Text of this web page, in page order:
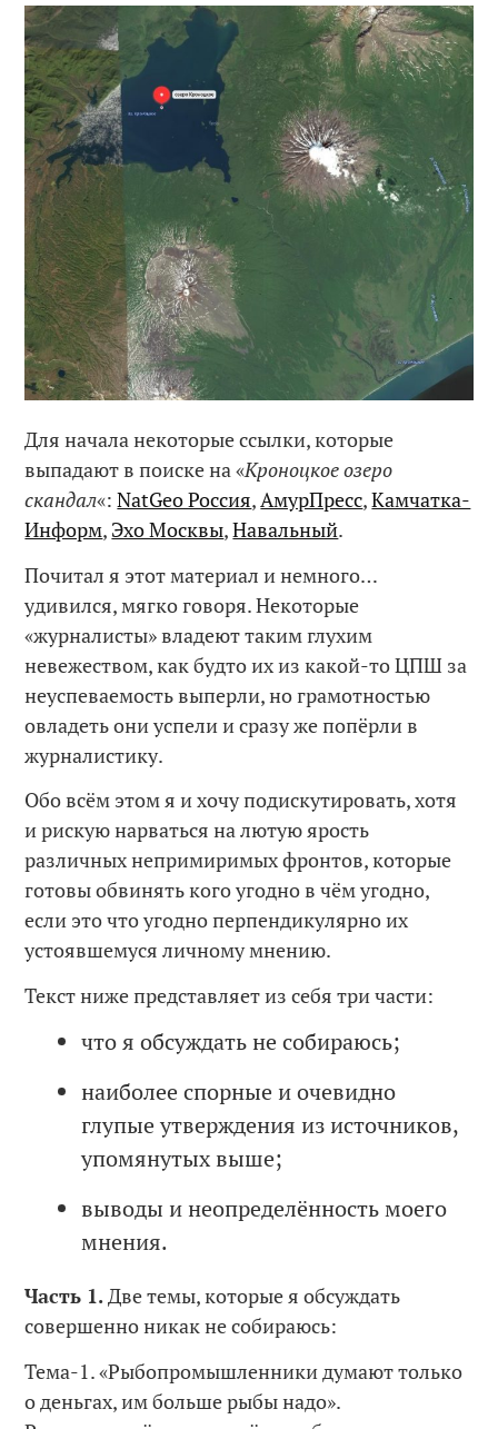
Для начала некоторые ссылки, которые
выпадают в поиске на «Кроноцкое озеро
скандал«:NatGeo Россия,АмурПресс,Камчатка-
Информ, Эхо Москвы,Навальный.
Почитал я этот материал и немного…
удивился, мягко говоря. Некоторые
«журналисты» владеют таким глухим
невежеством, как будто их из какой-то ЦПШ за
неуспеваемость выперли, но грамотностью
овладеть они успели и сразу же попёрли в
журналистику.
Обо всём этом я и хочу подискутировать, хотя
и рискую нарваться на лютую ярость
различных непримиримых фронтов, которые
готовы обвинять кого угодно в чём угодно,
если это что угодно перпендикулярно их
устоявшемуся личному мнению.
Текст ниже представляет из себя три части:
что я обсуждать не собираюсь;
наиболее спорные и очевидно
глупые утверждения из источников,
упомянутых выше;
выводы и неопределённость моего
мнения.
Часть 1.Две темы, которые я обсуждать
совершенно никак не собираюсь:
Тема-1. «Рыбопромышленники думают только
о деньгах, им больше рыбы надо».